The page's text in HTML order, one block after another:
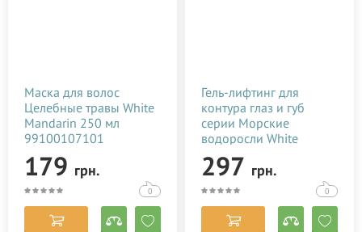
Маска для волос
Целебные травы White
Mandarin 250 мл
99100107101
179 грн.
0
Гель-лифтинг для
контура глаз и губ
серии Морские
водоросли White
Mandarin 30 мл
99100254101
297 грн.
0